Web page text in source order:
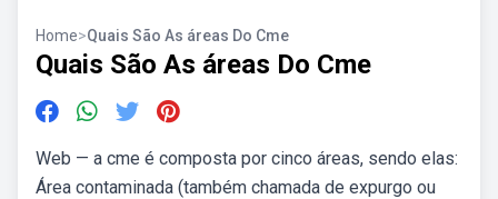
Home>Quais São As áreas Do Cme
Quais São As áreas Do Cme
Web — a cme é composta por cinco áreas, sendo elas:
Área contaminada (também chamada de expurgo ou